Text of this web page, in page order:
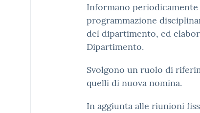
Informano
programmazione
del dipartimento, ed
Dipartimento.
Svolgono un ruolo di
quelli di nuova nomina.
In aggiunta alle riunioni